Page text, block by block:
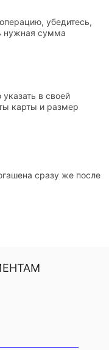
убедитесь,
нужная сумма
в своей
карты и размер
сразу же после